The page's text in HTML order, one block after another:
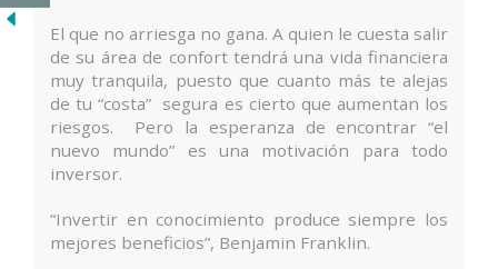
El que no arriesga no gana. A quien le cuesta salir
de su área de confort tendrá una vida financiera
muy tranquila, puesto que cuanto más te alejas
de tu “costa” segura es cierto que aumentan los
riesgos. Pero la esperanza de encontrar “el
nuevo mundo” es una motivación para todo
inversor.
“Invertir en conocimiento produce siempre los
mejores beneficios”, Benjamin Franklin.